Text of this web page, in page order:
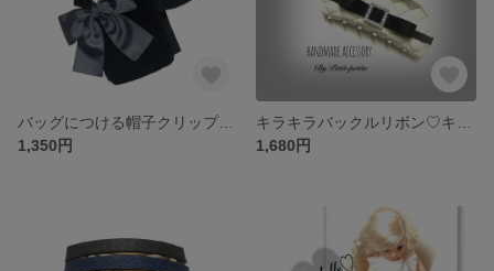
バッグにつける帽子クリップ☆.｡.:*・ビッグリボン付き‪ ·͜·♡‬バッグチャームとして使用も‪ ·͜·♡‬
1,350円
1,680円